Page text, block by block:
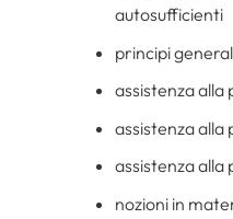
autosufficienti
principi
assistenza alla
assistenza alla
assistenza alla
nozioni in